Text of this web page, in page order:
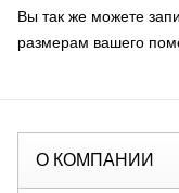
Вы так же можете
размерам вашего
О КОМПАНИИ